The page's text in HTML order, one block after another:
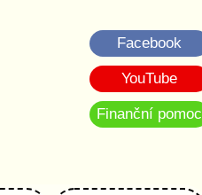
Facebook
YouTube
Finanční pomoc